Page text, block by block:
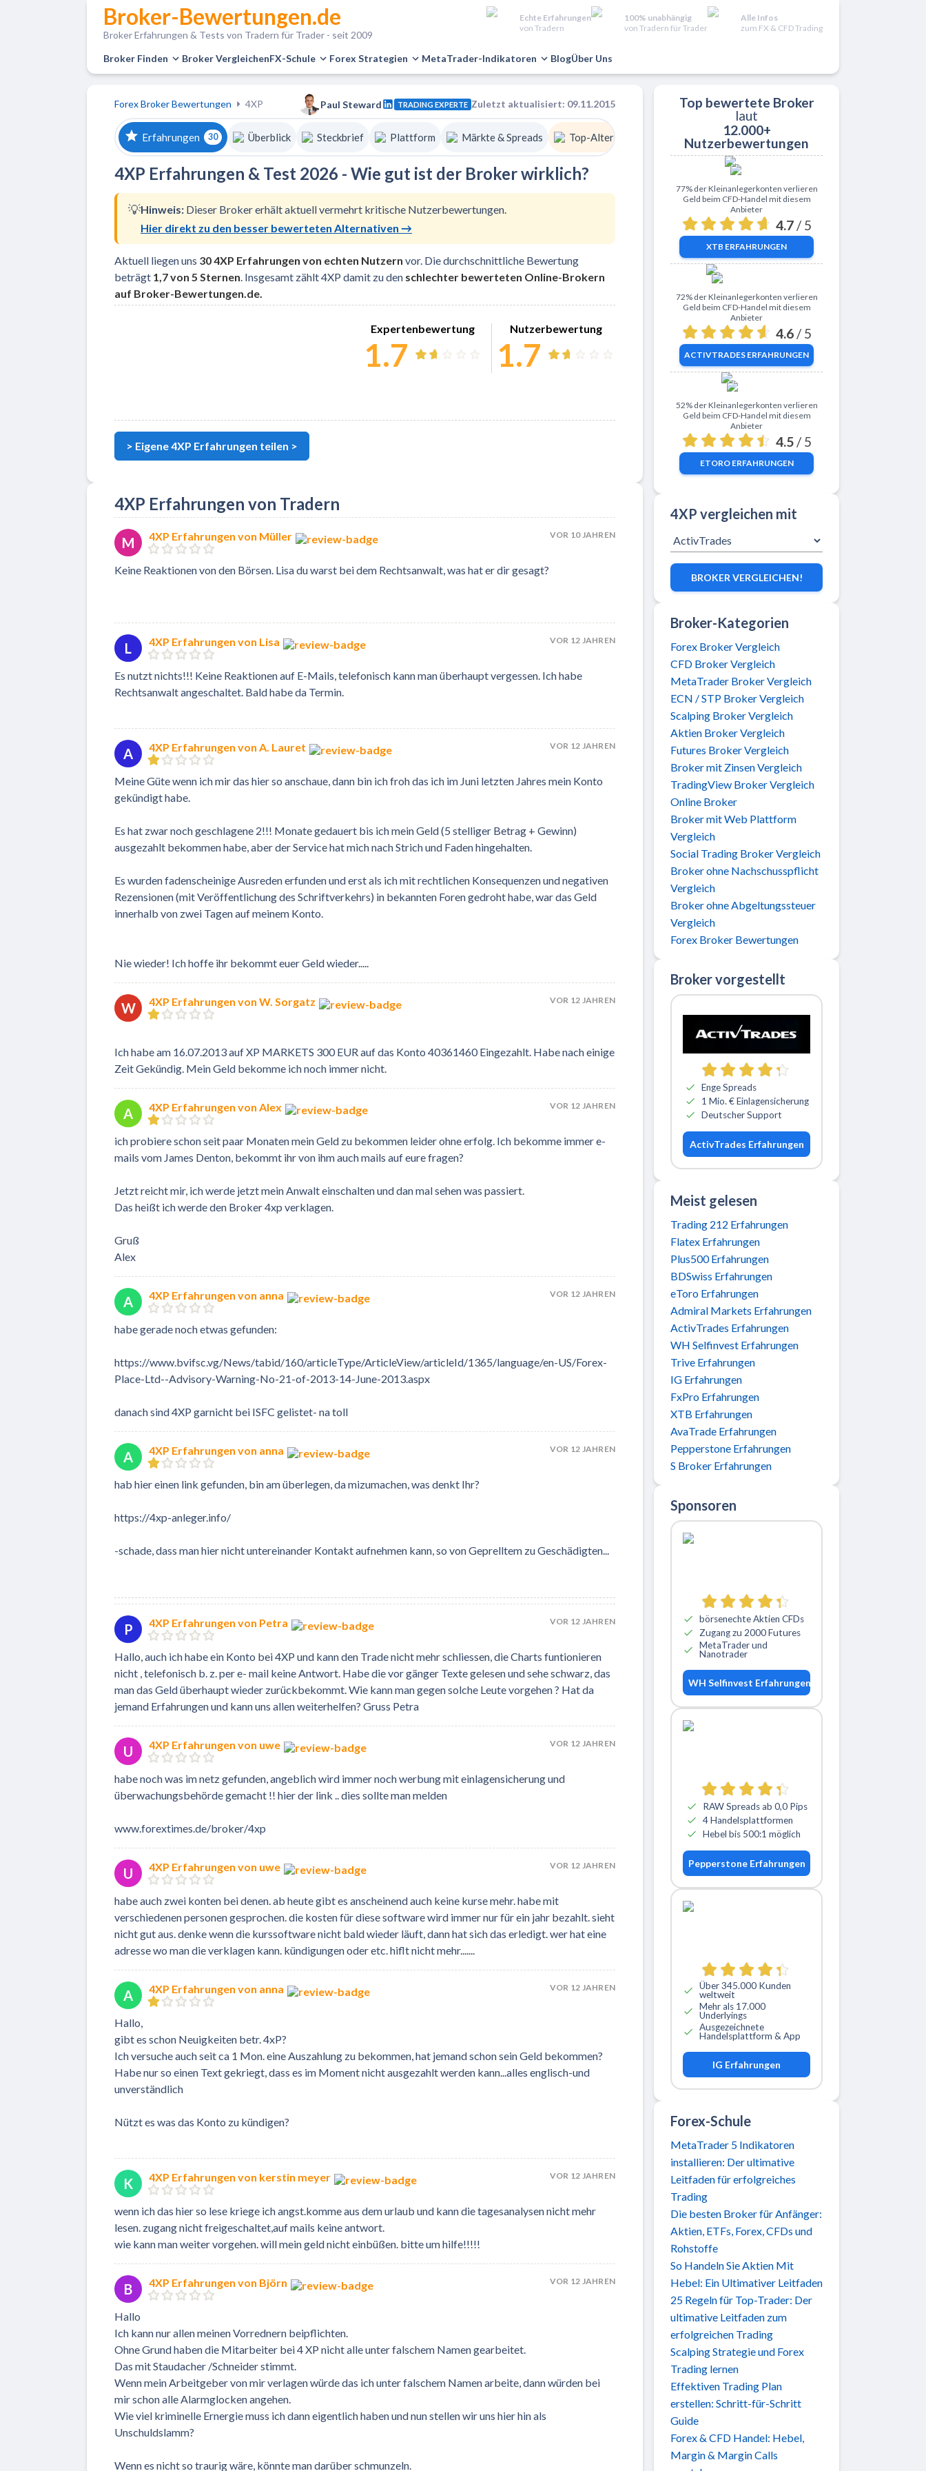
Broker-Bewertungen.de
Broker Erfahrungen & Tests von Tradern für Trader - seit 2009
Echte Erfahrungen
von Tradern
100% unabhängig
von Tradern für Trader
Alle Infos
zum FX & CFD Trading
Broker Finden Broker VergleichenFX-Schule Forex Strategien MetaTrader-Indikatoren BlogÜber Uns
Forex Broker Bewertungen 4XP Paul Steward TRADING EXPERTE Zuletzt aktualisiert: 09.11.2015
Erfahrungen 30 Überblick Steckbrief Plattform Märkte & Spreads Top-Alternativen
4XP Erfahrungen & Test 2026 - Wie gut ist der Broker wirklich?
💡Hinweis: Dieser Broker erhält aktuell vermehrt kritische Nutzerbewertungen.
Hier direkt zu den besser bewerteten Alternativen →
Aktuell liegen uns 30 4XP Erfahrungen von echten Nutzern vor. Die durchschnittliche Bewertung
beträgt 1,7 von 5 Sternen. Insgesamt zählt 4XP damit zu den schlechter bewerteten Online-Brokern
auf Broker-Bewertungen.de.
Expertenbewertung
1.7
Nutzerbewertung
1.7
> Eigene 4XP Erfahrungen teilen >
4XP Erfahrungen von Tradern
M 4XP Erfahrungen von Müller VOR 10 JAHREN
Keine Reaktionen von den Börsen. Lisa du warst bei dem Rechtsanwalt, was hat er dir gesagt?
L 4XP Erfahrungen von Lisa VOR 12 JAHREN
Es nutzt nichts!!! Keine Reaktionen auf E-Mails, telefonisch kann man überhaupt vergessen. Ich habe
Rechtsanwalt angeschaltet. Bald habe da Termin.
A 4XP Erfahrungen von A. Lauret VOR 12 JAHREN
Meine Güte wenn ich mir das hier so anschaue, dann bin ich froh das ich im Juni letzten Jahres mein Konto
gekündigt habe.
Es hat zwar noch geschlagene 2!!! Monate gedauert bis ich mein Geld (5 stelliger Betrag + Gewinn)
ausgezahlt bekommen habe, aber der Service hat mich nach Strich und Faden hingehalten.
Es wurden fadenscheinige Ausreden erfunden und erst als ich mit rechtlichen Konsequenzen und negativen
Rezensionen (mit Veröffentlichung des Schriftverkehrs) in bekannten Foren gedroht habe, war das Geld
innerhalb von zwei Tagen auf meinem Konto.
Nie wieder! Ich hoffe ihr bekommt euer Geld wieder.....
W 4XP Erfahrungen von W. Sorgatz VOR 12 JAHREN
Ich habe am 16.07.2013 auf XP MARKETS 300 EUR auf das Konto 40361460 Eingezahlt. Habe nach einige
Zeit Gekündig. Mein Geld bekomme ich noch immer nicht.
A 4XP Erfahrungen von Alex VOR 12 JAHREN
ich probiere schon seit paar Monaten mein Geld zu bekommen leider ohne erfolg. Ich bekomme immer e-
mails vom James Denton, bekommt ihr von ihm auch mails auf eure fragen?
Jetzt reicht mir, ich werde jetzt mein Anwalt einschalten und dan mal sehen was passiert.
Das heißt ich werde den Broker 4xp verklagen.
Gruß
Alex
A 4XP Erfahrungen von anna VOR 12 JAHREN
habe gerade noch etwas gefunden:
https://www.bvifsc.vg/News/tabid/160/articleType/ArticleView/articleId/1365/language/en-US/Forex-
Place-Ltd--Advisory-Warning-No-21-of-2013-14-June-2013.aspx
danach sind 4XP garnicht bei ISFC gelistet- na toll
A 4XP Erfahrungen von anna VOR 12 JAHREN
hab hier einen link gefunden, bin am überlegen, da mizumachen, was denkt Ihr?
https://4xp-anleger.info/
-schade, dass man hier nicht untereinander Kontakt aufnehmen kann, so von Geprelltem zu Geschädigten...
P 4XP Erfahrungen von Petra VOR 12 JAHREN
Hallo, auch ich habe ein Konto bei 4XP und kann den Trade nicht mehr schliessen, die Charts funtionieren
nicht , telefonisch b. z. per e- mail keine Antwort. Habe die vor gänger Texte gelesen und sehe schwarz, das
man das Geld überhaupt wieder zurückbekommt. Wie kann man gegen solche Leute vorgehen ? Hat da
jemand Erfahrungen und kann uns allen weiterhelfen? Gruss Petra
U 4XP Erfahrungen von uwe VOR 12 JAHREN
habe noch was im netz gefunden, angeblich wird immer noch werbung mit einlagensicherung und
überwachungsbehörde gemacht !! hier der link .. dies sollte man melden
www.forextimes.de/broker/4xp
U 4XP Erfahrungen von uwe VOR 12 JAHREN
habe auch zwei konten bei denen. ab heute gibt es anscheinend auch keine kurse mehr. habe mit
verschiedenen personen gesprochen. die kosten für diese software wird immer nur für ein jahr bezahlt. sieht
nicht gut aus. denke wenn die kurssoftware nicht bald wieder läuft, dann hat sich das erledigt. wer hat eine
adresse wo man die verklagen kann. kündigungen oder etc. hiflt nicht mehr.......
A 4XP Erfahrungen von anna VOR 12 JAHREN
Hallo,
gibt es schon Neuigkeiten betr. 4xP?
Ich versuche auch seit ca 1 Mon. eine Auszahlung zu bekommen, hat jemand schon sein Geld bekommen?
Habe nur so einen Text gekriegt, dass es im Moment nicht ausgezahlt werden kann...alles englisch-und
unverständlich
Nützt es was das Konto zu kündigen?
K 4XP Erfahrungen von kerstin meyer VOR 12 JAHREN
wenn ich das hier so lese kriege ich angst.komme aus dem urlaub und kann die tagesanalysen nicht mehr
lesen. zugang nicht freigeschaltet,auf mails keine antwort.
wie kann man weiter vorgehen. will mein geld nicht einbüßen. bitte um hilfe!!!!!
B 4XP Erfahrungen von Björn VOR 12 JAHREN
Hallo
Ich kann nur allen meinen Vorrednern beipflichten.
Ohne Grund haben die Mitarbeiter bei 4 XP nicht alle unter falschem Namen gearbeitet.
Das mit Staudacher /Schneider stimmt.
Wenn mein Arbeitgeber von mir verlagen würde das ich unter falschem Namen arbeite, dann würden bei
mir schon alle Alarmglocken angehen.
Wie viel kriminelle Ernergie muss ich dann eigentlich haben und nun stellen wir uns hier hin als
Unschuldslamm?
Wenn es nicht so traurig wäre, könnte man darüber schmunzeln.
Top bewertete Broker
laut
12.000+
Nutzerbewertungen
Zu XTB
77% der Kleinanlegerkonten verlieren
Geld beim CFD-Handel mit diesem
Anbieter
4.7 / 5
XTB ERFAHRUNGEN
Zu ActivTrades
72% der Kleinanlegerkonten verlieren
Geld beim CFD-Handel mit diesem
Anbieter
4.6 / 5
ACTIVTRADES ERFAHRUNGEN
Zu eToro
52% der Kleinanlegerkonten verlieren
Geld beim CFD-Handel mit diesem
Anbieter
4.5 / 5
ETOROERFAHRUNGEN
4XP vergleichen mit
BROKER VERGLEICHEN!
Broker-Kategorien
Forex Broker Vergleich
CFD Broker Vergleich
MetaTrader Broker Vergleich
ECN / STP Broker Vergleich
Scalping Broker Vergleich
Aktien Broker Vergleich
Futures Broker Vergleich
Broker mit Zinsen Vergleich
TradingView Broker Vergleich
Online Broker
Broker mit Web Plattform
Vergleich
Social Trading Broker Vergleich
Broker ohne Nachschusspflicht
Vergleich
Broker ohne Abgeltungssteuer
Vergleich
Forex Broker Bewertungen
Broker vorgestellt
Zu ActivTrades
Enge Spreads
1 Mio. € Einlagensicherung
Deutscher Support
ActivTrades Erfahrungen
Meist gelesen
Trading 212 Erfahrungen
Flatex Erfahrungen
Plus500 Erfahrungen
BDSwiss Erfahrungen
eToro Erfahrungen
Admiral Markets Erfahrungen
ActivTrades Erfahrungen
WH Selfinvest Erfahrungen
Trive Erfahrungen
IG Erfahrungen
FxPro Erfahrungen
XTB Erfahrungen
AvaTrade Erfahrungen
Pepperstone Erfahrungen
S Broker Erfahrungen
Sponsoren
börsenechte Aktien CFDs
Zugang zu 2000 Futures
MetaTrader und
Nanotrader
WH Selfinvest Erfahrungen
RAW Spreads ab 0,0 Pips
4 Handelsplattformen
Hebel bis 500:1 möglich
Pepperstone Erfahrungen
Über 345.000 Kunden
weltweit
Mehr als 17.000
Underlyings
Ausgezeichnete
Handelsplattform & App
IG Erfahrungen
Forex-Schule
MetaTrader 5 Indikatoren
installieren: Der ultimative
Leitfaden für erfolgreiches
Trading
Die besten Broker für Anfänger:
Aktien, ETFs, Forex, CFDs und
Rohstoffe
So Handeln Sie Aktien Mit
Hebel: Ein Ultimativer Leitfaden
25 Regeln für Top-Trader: Der
ultimative Leitfaden zum
erfolgreichen Trading
Scalping Strategie und Forex
Trading lernen
Effektiven Trading Plan
erstellen: Schritt-für-Schritt
Guide
Forex & CFD Handel: Hebel,
Margin & Margin Calls